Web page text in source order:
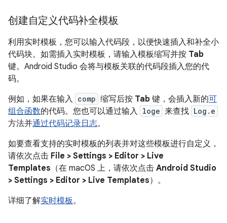
创建自定义代码补全模板
利用实时模板，您可以输入代码段，以便快速插入和补全小
代码块。如需插入实时模板，请输入模板缩写并按 Tab
键。Android Studio 会将与模板关联的代码段插入您的代
码。
例如，如果在输入 comp 缩写后按 Tab 键，会插入新的可
组合函数的代码。您也可以通过输入 loge 来查找 Log.e
方法并通过代码记录日志。
如要查看支持的实时模板的列表并对这些模板进行自定义，
请依次点击 File > Settings > Editor > Live
Templates （在 macOS 上，请依次点击 Android Studio
> Settings > Editor > Live Templates）。
详细了解实时模板。